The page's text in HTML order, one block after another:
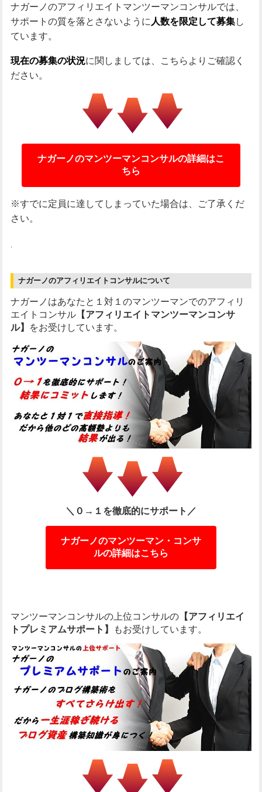
ナガーノのアフィリエイトマンツーマンコンサルでは、
サポートの質を落とさないように 人数を限定して募集し
ています。
現在の募集の状況に関しましては、こちらよりご確認く
ださい。
ナガーノのマンツーマンコンサルの詳細はこ
ちら
※すでに定員に達してしまっていた場合は、ご了承くだ
さい。
ナガーノのアフィリエイトコンサルについて
ナガーノはあなたと１対１のマンツーマンでのアフィリ
エイトコンサル【アフィリエイトマンツーマンコンサ
ル】
をお受けしています。
＼０→１を徹底的にサポート／
ナガーノのマンツーマン・コンサ
ルの詳細はこちら
マンツーマンコンサルの上位コンサルの【アフィリエイ
トプレミアムサポート】
もお受けしています。